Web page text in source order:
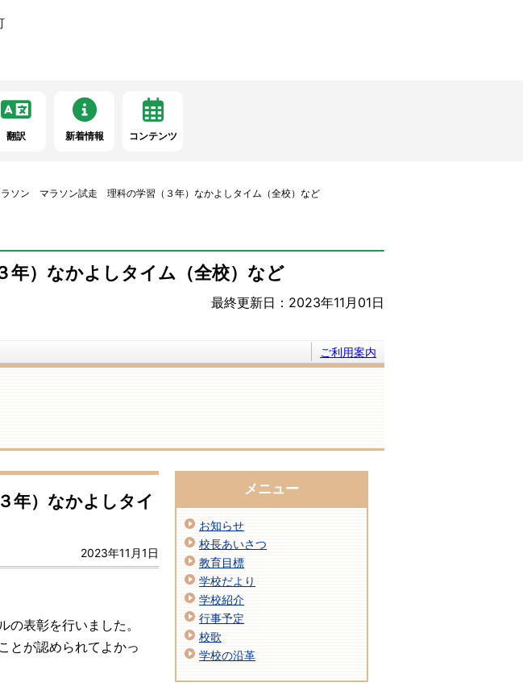
翻訳 新着情報 コンテンツ
ソン マラソン試走 理科の学習（３年）なかよしタイム（全校）など
）なかよしタイム（全校）など
最終更新日：2023年11月01日
ご利用案内
）なかよしタイ
2023年11月1日
表彰を行いました。
とが認められてよかっ
メニュー
お知らせ
校長あいさつ
教育目標
学校だより
学校紹介
行事予定
校歌
学校の沿革